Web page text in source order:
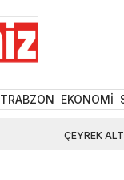
TRABZON EKONOMİ
ÇEYREK ALTIN